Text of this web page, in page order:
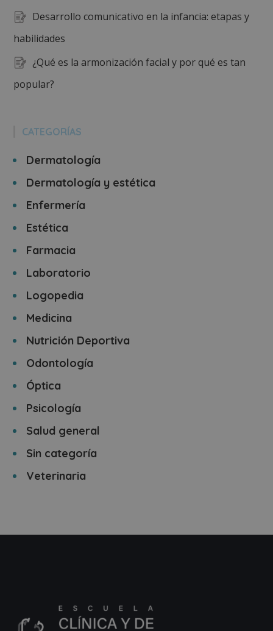
Desarrollo comunicativo en la infancia: etapas y
habilidades
¿Qué es la armonización facial y por qué es tan
popular?
CATEGORÍAS
Dermatología
Dermatología y estética
Enfermería
Estética
Farmacia
Laboratorio
Logopedia
Medicina
Nutrición Deportiva
Odontología
Óptica
Psicología
Salud general
Sin categoría
Veterinaria